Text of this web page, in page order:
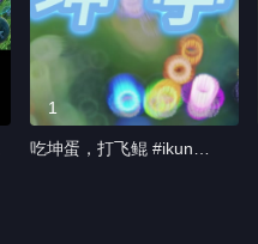
1
吃坤蛋，打飞鲲 #ikun